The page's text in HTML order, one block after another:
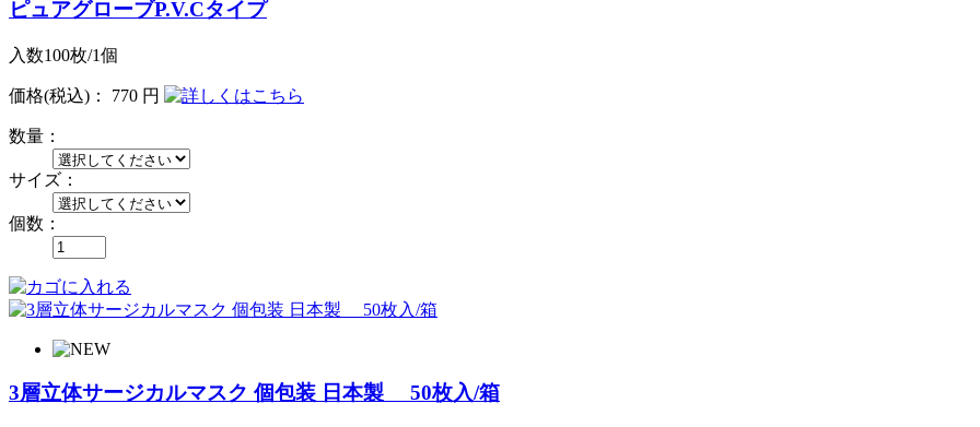
ピュアグローブP.V.Cタイプ
入数100枚/1個
価格(税込) ： 770 円
数量：
サイズ：
個数：
3層立体サージカルマスク 個包装 日本製 50枚入/箱